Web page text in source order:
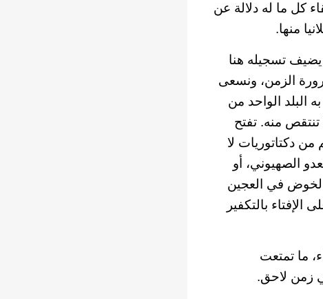
كل ما له دلالة عن
منها.
يضيف تسجيله هنا
الزمن، ونسعى
البلد الواحد من
تنتقص منه. تفتح
من دكتاتوريات لا
الصهيوني، أو
الخوض في العجين
بالتكفير
ما تمتعت
زمن لاحق.